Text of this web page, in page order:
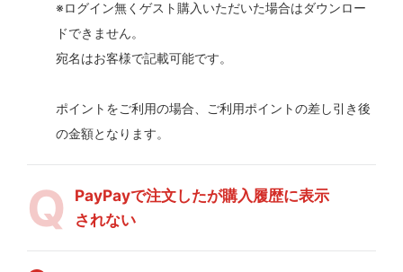
※ログイン無くゲスト購入いただいた場合はダウンロー
ドできません。
宛名はお客様で記載可能です。
ポイントをご利用の場合、ご利用ポイントの差し引き後
の金額となります。
PayPayで注文したが購入履歴に表示
されない